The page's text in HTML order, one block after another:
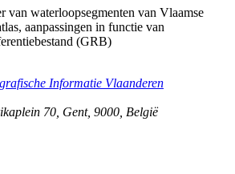
van waterloopsegmenten van Vlaamse
aanpassingen in functie van
(GRB)
Informatie Vlaanderen
70 Gent, 9000 België